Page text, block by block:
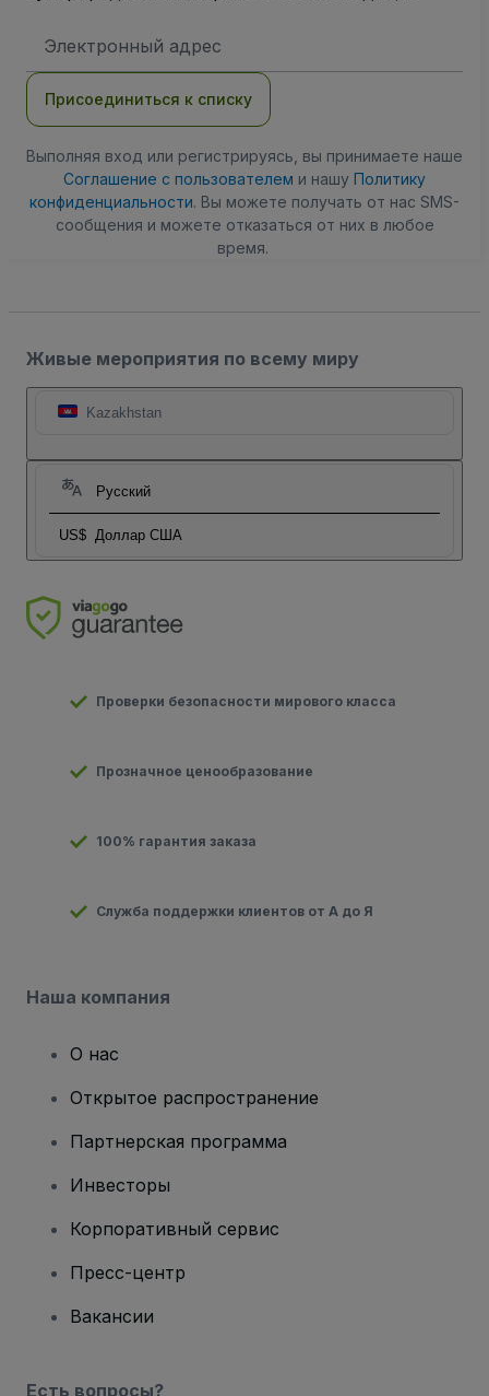
электронной
Присоединиться к списку
Выполняя вход или регистрируясь, вы принимаете наше
Соглашение с пользователем и нашу Политику
конфиденциальности. Вы можете получать от нас SMS-
сообщения и можете отказаться от них в любое
время.
Живые мероприятия по всему миру
Kazakhstan
Русский
US$ Доллар США
Проверки безопасности мирового класса
Прозначное ценообразование
100% гарантия заказа
Служба поддержки клиентов от А до Я
Наша компания
О нас
Открытое распространение
Партнерская программа
Инвесторы
Корпоративный сервис
Пресс-центр
Вакансии
Есть вопросы?